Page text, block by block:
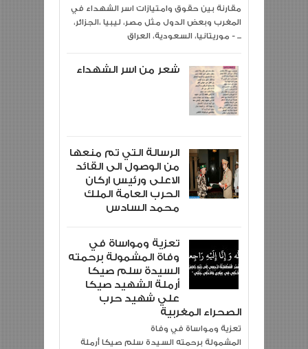
مقارنة بين حقوق وامتيازات اسر الشهداء في
المغرب وبعض الدول مثل مصر، ليبيا ،الجزائر،
موريتانيا، السعودية، العراق - ...
شعر من اسر الشهداء
الرسالة التي تم منعها
من الوصول الى القائد
الاعلى ورئيس اركان
الحرب العامة الملك
محمد السادس
تعزية ومواساة في
وفاة المشمولة برحمته
السيدة سلم صيكا
أرملة الشهيد صيكا
علي شهيد حرب
الصحراء المغربية
المشمولة برحمته السيدة سلم صيكا أرملة